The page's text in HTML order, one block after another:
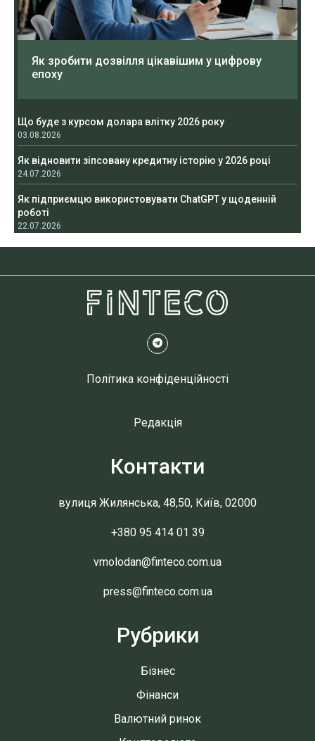
Як зробити дозвілля цікавішим у цифрову
епоху
Що буде з курсом долара влітку 2026 року
03.08.2026
Як відновити зіпсовану кредитну історію у 2026 році
24.07.2026
Як підприємцю використовувати ChatGPT у щоденній
роботі
22.07.2026
Політика конфіденційності
Редакція
Контакти
вулиця Жилянська, 48,50, Київ, 02000
+380 95 414 01 39
vmolodan@finteco.com.ua
press@finteco.com.ua
Рубрики
Бізнес
Фінанси
Валютний ринок